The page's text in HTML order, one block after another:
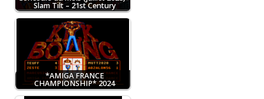
Slam Tilt – 21st Century
*AMIGA FRANCE
CHAMPIONSHIP* 2024